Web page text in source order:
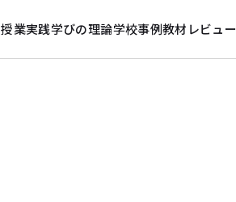
授業実践学びの理論学校事例教材レビュー